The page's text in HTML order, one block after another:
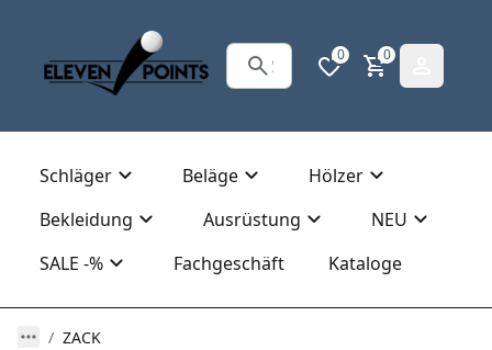
0 0
Schläger Beläge
Hölzer
Bekleidung
Ausrüstung
NEU
SALE -%
Fachgeschäft Kataloge
ZACK